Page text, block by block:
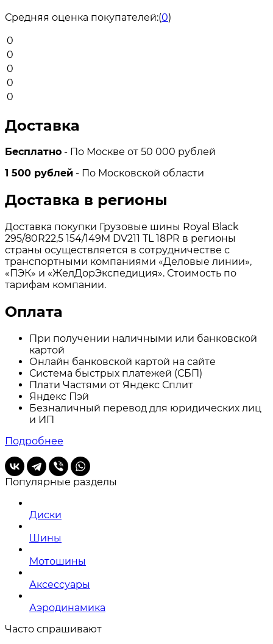
Средняя оценка покупателей:(0)
0
0
0
0
0
Доставка
Бесплатно - По Москве от 50 000 рублей
1 500 рублей - По Московской области
Доставка в регионы
Доставка покупки Грузовые шины Royal Black
295/80R22,5 154/149M DV211 TL 18PR в регионы
страны осуществляется в сотрудничестве с
транспортными компаниями «Деловые линии»,
«ПЭК» и «ЖелДорЭкспедиция». Стоимость по
тарифам компании.
Оплата
При получении наличными или банковской
картой
Онлайн банковской картой на сайте
Система быстрых платежей (СБП)
Плати Частями от Яндекс Сплит
Яндекс Пэй
Безналичный перевод для юридических лиц
и ИП
Подробнее
Популярные разделы
Диски
Шины
Мотошины
Аксессуары
Аэродинамика
Часто спрашивают